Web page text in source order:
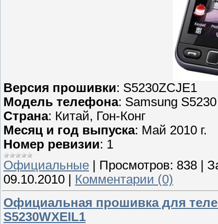
Версия прошивки: S5230ZCJE1
Модель телефона: Samsung S5230
Страна: Китай, Гон-Конг
Месяц и год выпуска: Май 2010 г.
Номер ревизии: 1
Официальные
Просмотров: 838
09.10.2010
Комментарии (0)
Официальная прошивка для
S5230WXEIL1